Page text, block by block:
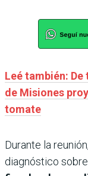
Leé también:
de Misiones
tomate
Durante la
diagnóstico